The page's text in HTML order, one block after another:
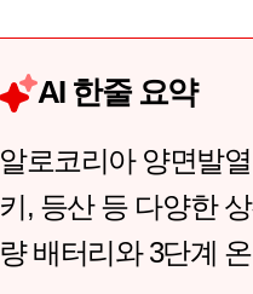
AI 한줄 요약
알로코리아 양면발
키, 등산 등 다양한
량 배터리와 3단계